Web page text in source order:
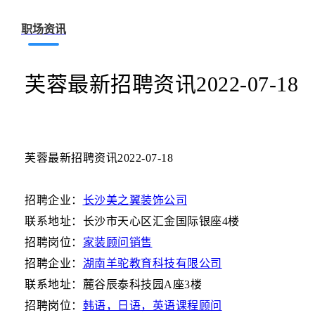
职场资讯
芙蓉最新招聘资讯2022-07-18
芙蓉最新招聘资讯2022-07-18
招聘企业： 长沙美之翼装饰公司
联系地址：长沙市天心区汇金国际银座4楼
招聘岗位： 家装顾问销售
招聘企业： 湖南羊驼教育科技有限公司
联系地址：麓谷辰泰科技园A座3楼
招聘岗位： 韩语，日语，英语课程顾问